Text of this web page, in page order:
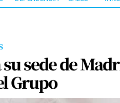
sede de
Grupo